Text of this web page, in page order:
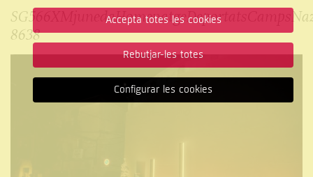
8638
Accepta totes les cookies
Rebutjar-les totes
Configurar les cookies